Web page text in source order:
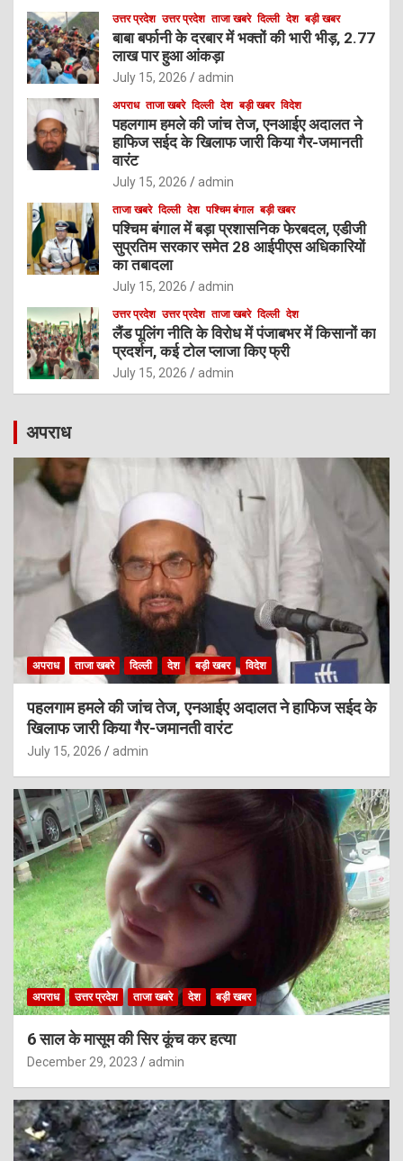
उत्तर प्रदेश उत्तर प्रदेश ताजा खबरे दिल्ली देश बड़ी खबर
बाबा बर्फानी के दरबार में भक्तों की भारी भीड़, 2.77
लाख पार हुआ आंकड़ा
July 15, 2026 admin
अपराध ताजा खबरे दिल्ली देश बड़ी खबर विदेश
पहलगाम हमले की जांच तेज, एनआईए अदालत ने
हाफिज सईद के खिलाफ जारी किया गैर-जमानती
वारंट
July 15, 2026 admin
ताजा खबरे दिल्ली देश पश्चिम बंगाल बड़ी खबर
पश्चिम बंगाल में बड़ा प्रशासनिक फेरबदल, एडीजी
सुप्रतिम सरकार समेत 28 आईपीएस अधिकारियों
का तबादला
July 15, 2026 admin
उत्तर प्रदेश उत्तर प्रदेश ताजा खबरे दिल्ली देश
लैंड पूलिंग नीति के विरोध में पंजाबभर में किसानों का
प्रदर्शन, कई टोल प्लाजा किए फ्री
July 15, 2026 admin
अपराध
अपराध ताजा खबरे दिल्ली देश बड़ी खबर विदेश
पहलगाम हमले की जांच तेज, एनआईए अदालत ने हाफिज सईद के
खिलाफ जारी किया गैर-जमानती वारंट
July 15, 2026 admin
अपराध उत्तर प्रदेश ताजा खबरे देश बड़ी खबर
6 साल के मासूम की सिर कूंच कर हत्या
December 29, 2023 admin